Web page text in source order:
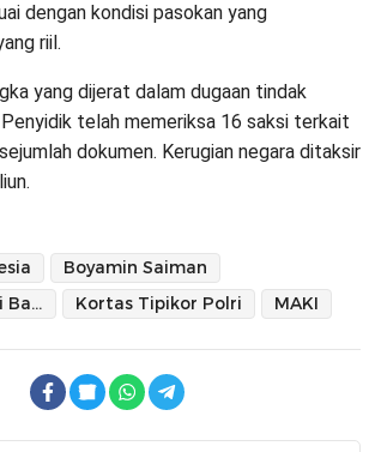
dengan kondisi pasokan yang
riil.
yang dijerat dalam dugaan tindak
Penyidik telah memeriksa 16 saksi terkait
dokumen. Kerugian negara ditaksir
Boyamin Saiman
Dugaan Korupsi Batubara
Kortas Tipikor Polri MAKI